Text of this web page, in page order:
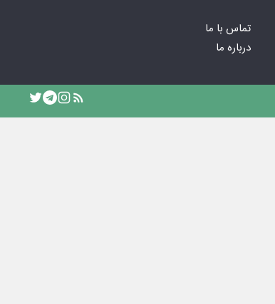
تماس با ما
درباره ما